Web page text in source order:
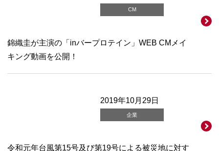
CM
錦織圭が主演の「inバープロテイン」WEB CMメイ
キング動画を公開！
2019年10月29日
企業
令和元年台風第15号及び第19号による被災地に対す